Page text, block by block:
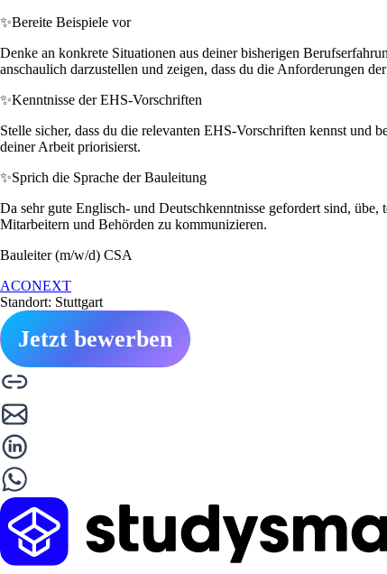
✨Bereite Beispiele vor
Denke an konkrete Situationen aus deiner bisherigen
anschaulich darzustellen und zeigen, dass du die Anforderungen
✨Kenntnisse der EHS-Vorschriften
Stelle sicher, dass du die relevanten EHS-Vorschriften kennst und
deiner Arbeit priorisierst.
✨Sprich die Sprache der Bauleitung
Da sehr gute Englisch- und Deutschkenntnisse gefordert sind,
Mitarbeitern und Behörden zu kommunizieren.
Bauleiter (m/w/d) CSA
ACONEXT
Standort: Stuttgart
Jetzt bewerben